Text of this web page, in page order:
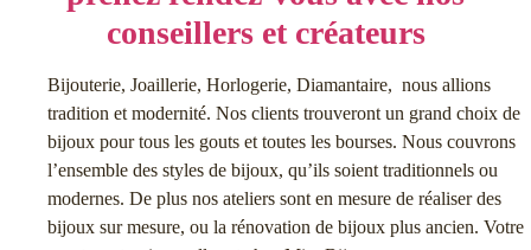
Casio Cerruti– Clyda
Diesel–DKNY–D&G –Festina–Fossil
Fontenay–Guess – Hugo Boss – Ingersoll–
Cavalli
– Lolita Lempika – Madison
Marc Ecko
– Maserati Nowley – Pierre Lannier–
Pulsar– Rosefield –Ted Lapidus –
Thierry
Mugler
– Tissot